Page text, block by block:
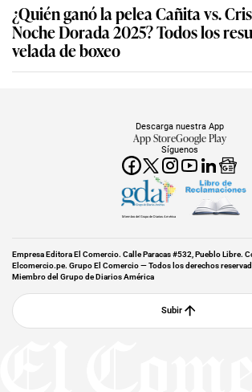
¿Quién ganó la pelea Cañita vs.
Noche Dorada 2025? Todos los
velada de boxeo
Síguenos
Descarga nuestra App
App StoreGoogle Play
Miembro del Grupo de Diarios América
Empresa Editora El Comercio. Calle Paracas #532, Pueblo Libre.
Elcomercio.pe. Grupo El Comercio — Todos los derechos
Miembro del Grupo de Diarios América
Subir